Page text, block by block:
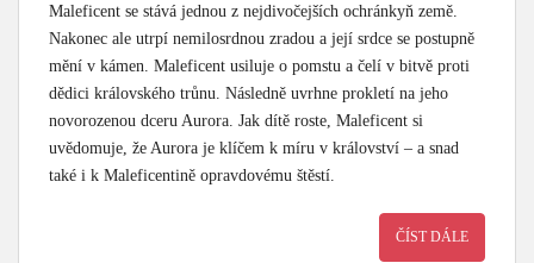
Maleficent se stává jednou z nejdivočejších ochránkyň země.
Nakonec ale utrpí nemilosrdnou zradou a její srdce se postupně
mění v kámen. Maleficent usiluje o pomstu a čelí v bitvě proti
dědici královského trůnu. Následně uvrhne prokletí na jeho
novorozenou dceru Aurora. Jak dítě roste, Maleficent si
uvědomuje, že Aurora je klíčem k míru v království – a snad
také i k Maleficentině opravdovému štěstí.
ČÍST DÁLE